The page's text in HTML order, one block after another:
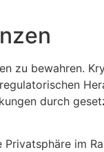
zu bewahren.
durch
im